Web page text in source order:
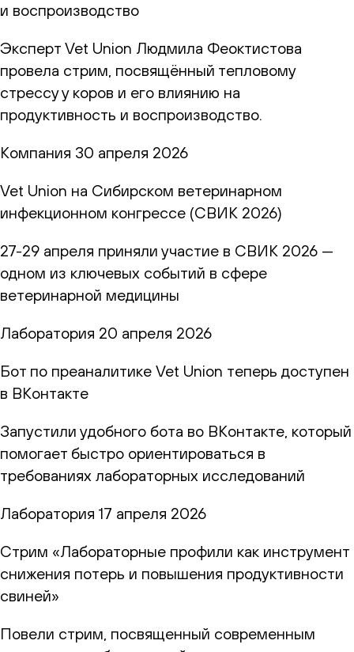
и воспроизводство
Эксперт Vet Union Людмила Феоктистова
провела стрим, посвящённый тепловому
стрессу у коров и его влиянию на
продуктивность и воспроизводство.
Компания 30 апреля 2026
Vet Union на Сибирском ветеринарном
инфекционном конгрессе (СВИК 2026)
27-29 апреля приняли участие в СВИК 2026 —
одном из ключевых событий в сфере
ветеринарной медицины
Лаборатория 20 апреля 2026
Бот по преаналитике Vet Union теперь доступен
в ВКонтакте
Запустили удобного бота во ВКонтакте, который
помогает быстро ориентироваться в
требованиях лабораторных исследований
Лаборатория 17 апреля 2026
Стрим «Лабораторные профили как инструмент
снижения потерь и повышения продуктивности
свиней»
Повели стрим, посвященный современным